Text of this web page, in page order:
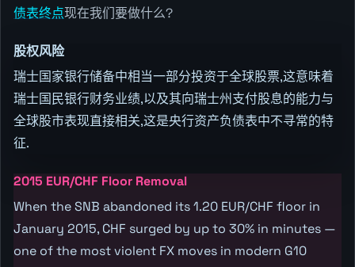
债表终点现在我们要做什么?
股权风险
瑞士国家银行储备中相当一部分投资于全球股票,这意味着
瑞士国民银行财务业绩,以及其向瑞士州支付股息的能力与
全球股市表现直接相关,这是央行资产负债表中不寻常的特
征.
2015 EUR/CHF Floor Removal
When the SNB abandoned its 1.20 EUR/CHF floor in
January 2015, CHF surged by up to 30% in minutes —
one of the most violent FX moves in modern G10